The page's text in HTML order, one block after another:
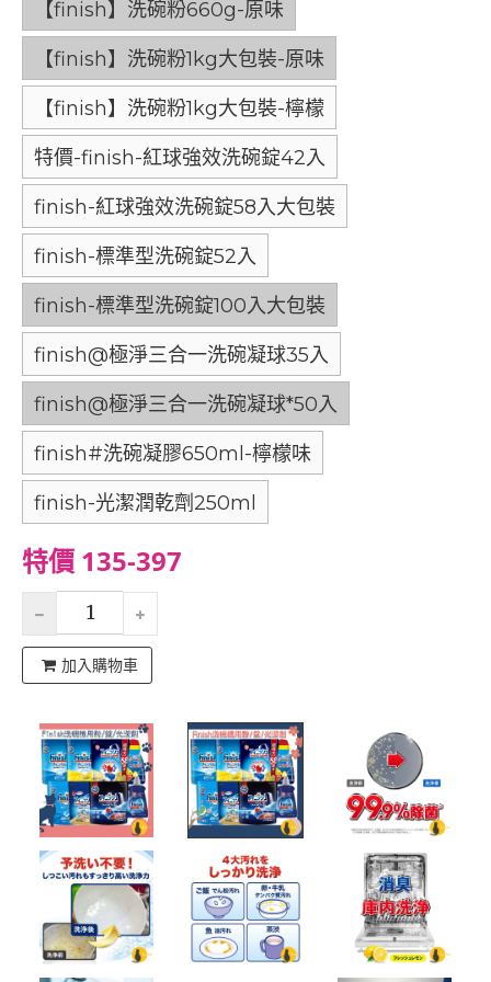
【finish】洗碗粉660g-原味
【finish】洗碗粉1kg大包裝-原味
【finish】洗碗粉1kg大包裝-檸檬
特價-finish-紅球強效洗碗錠42入
finish-紅球強效洗碗錠58入大包裝
finish-標準型洗碗錠52入
finish-標準型洗碗錠100入大包裝
finish@極淨三合一洗碗凝球35入
finish@極淨三合一洗碗凝球*50入
finish#洗碗凝膠650ml-檸檬味
finish-光潔潤乾劑250ml
特價 135-397
加入購物車